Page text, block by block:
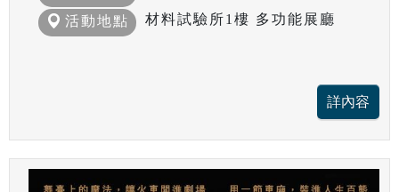
活動地點 材料試驗所1樓 多功能展廳